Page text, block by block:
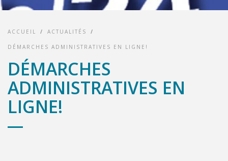
ACCUEIL / ACTUALITÉS /
DÉMARCHES ADMINISTRATIVES EN LIGNE!
DÉMARCHES
ADMINISTRATIVES EN
LIGNE!